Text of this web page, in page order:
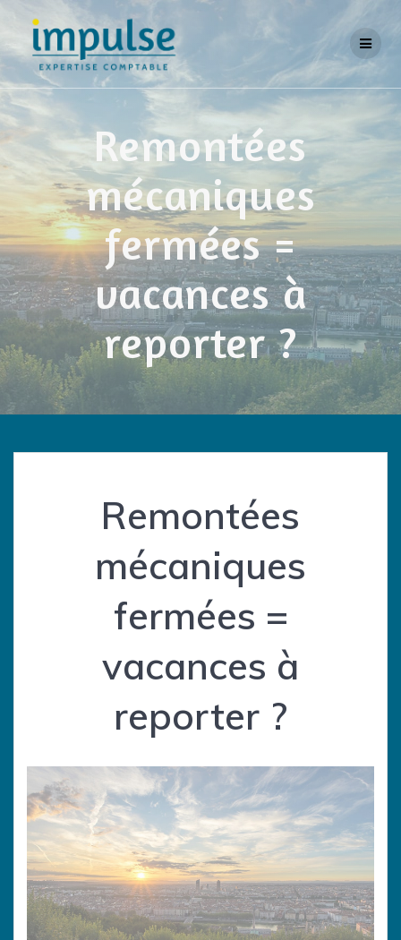
Remontées
mécaniques
fermées =
vacances à
reporter ?
Remontées
mécaniques
fermées =
vacances à
reporter ?